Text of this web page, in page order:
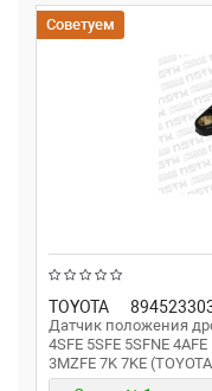
TOYOTA
Датчик положения
4SFE 5SFE 5SFNE
3MZFE 7K 7KE
Советуем